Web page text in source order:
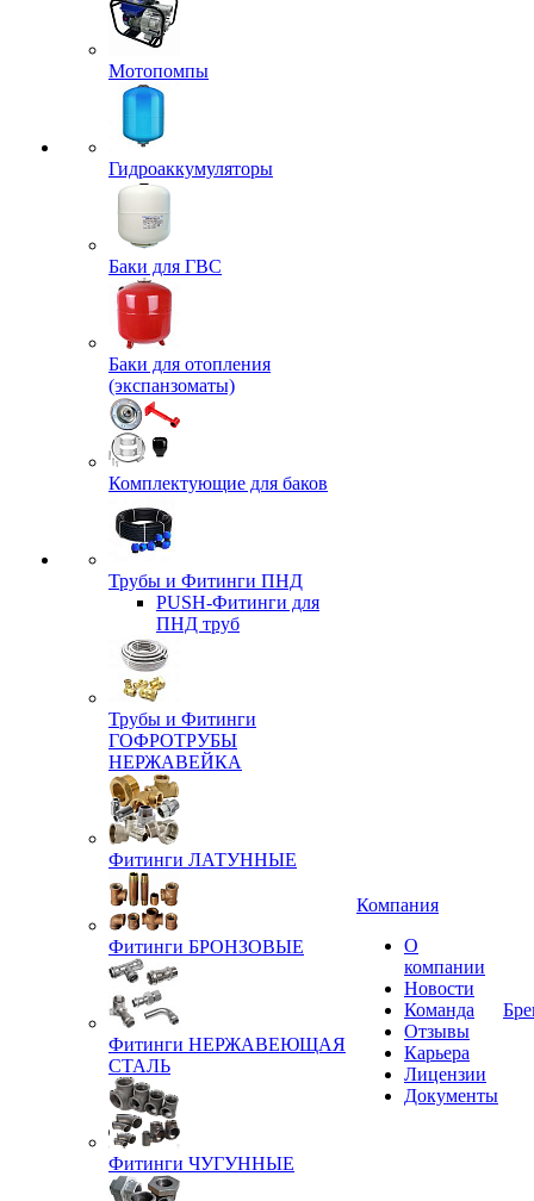
Мотопомпы
Гидроаккумуляторы
Баки для ГВС
Баки для отопления
(экспанзоматы)
Комплектующие для баков
Трубы и Фитинги ПНД
PUSH-Фитинги для
ПНД труб
Трубы и Фитинги
ГОФРОТРУБЫ
НЕРЖАВЕЙКА
Фитинги ЛАТУННЫЕ
Фитинги БРОНЗОВЫЕ
Фитинги НЕРЖАВЕЮЩАЯ
СТАЛЬ
Фитинги ЧУГУННЫЕ
Компания
О
компании
Новости
Команда
Отзывы
Карьера
Лицензии
Документы